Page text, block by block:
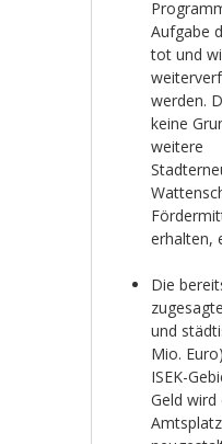
Aufgabe
tot und
werden.
keine
weitere
erhalten,
Die
und
Mio.
ISEK-
Geld wird